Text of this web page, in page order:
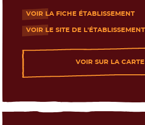
VOIR LA FICHE ÉTABLISSEMENT
- Nouvelle fenêtre
VOIR LE SITE DE L'ÉTABLISSEMENT
- Nouvelle fenêtre
VOIR SUR LA CARTE